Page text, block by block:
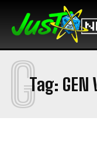
Tag: GEN
G